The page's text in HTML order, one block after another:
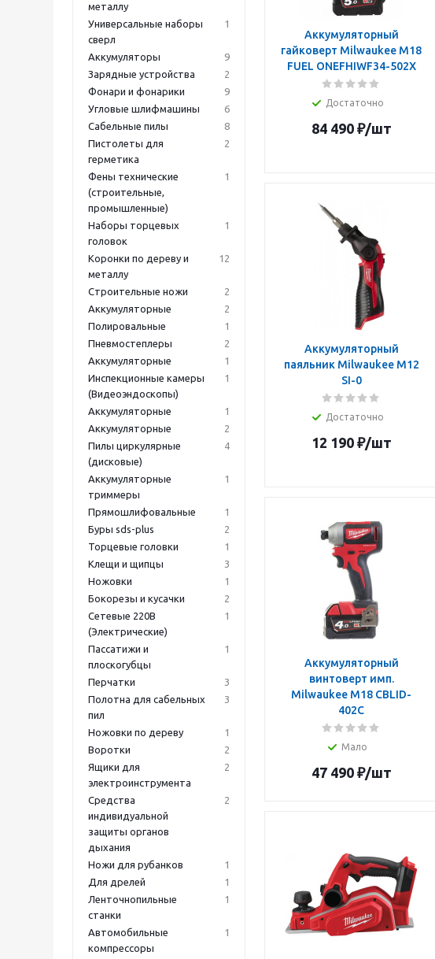
металлу
Универсальные наборы
сверл
1
Аккумуляторы
9
Зарядные устройства
2
Фонари и фонарики
9
Угловые шлифмашины
6
Сабельные пилы
8
Пистолеты для
герметика
2
Фены технические
(строительные,
промышленные)
1
Наборы торцевых
головок
1
Коронки по дереву и
металлу
12
Строительные ножи
2
Аккумуляторные
2
Полировальные
1
Пневмостеплеры
2
Аккумуляторные
1
Инспекционные камеры
(Видеоэндоскопы)
1
Аккумуляторные
1
Аккумуляторные
2
Пилы циркулярные
(дисковые)
4
Аккумуляторные
триммеры
1
Прямошлифовальные
1
Буры sds-plus
2
Торцевые головки
1
Клещи и щипцы
3
Ножовки
1
Бокорезы и кусачки
2
Сетевые 220В
(Электрические)
1
Пассатижи и
плоскогубцы
1
Перчатки
3
Полотна для сабельных
пил
3
Ножовки по дереву
1
Воротки
2
Ящики для
электроинструмента
2
Средства
индивидуальной
защиты органов
дыхания
2
Ножи для рубанков
1
Для дрелей
1
Ленточнопильные
станки
1
Автомобильные
компрессоры
1
Аккумуляторный
гайковерт Milwaukee M18
FUEL ONEFHIWF34-502X
Достаточно
84 490₽/шт
Аккумуляторный
паяльник Milwaukee M12
SI-0
Достаточно
12 190₽/шт
Аккумуляторный
винтоверт имп.
Milwaukee M18 CBLID-
402C
Мало
47 490₽/шт